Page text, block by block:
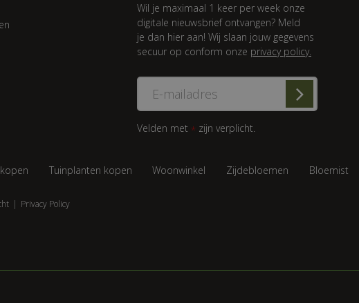
Wil je maximaal 1 keer per week onze
digitale nieuwsbrief ontvangen? Meld
je dan hier aan! Wij slaan jouw gegevens
secuur op conform onze privacy policy.
Velden met * zijn verplicht.
Tuinplanten kopen Woonwinkel Zijdebloemen Bloemist
Privacy Policy